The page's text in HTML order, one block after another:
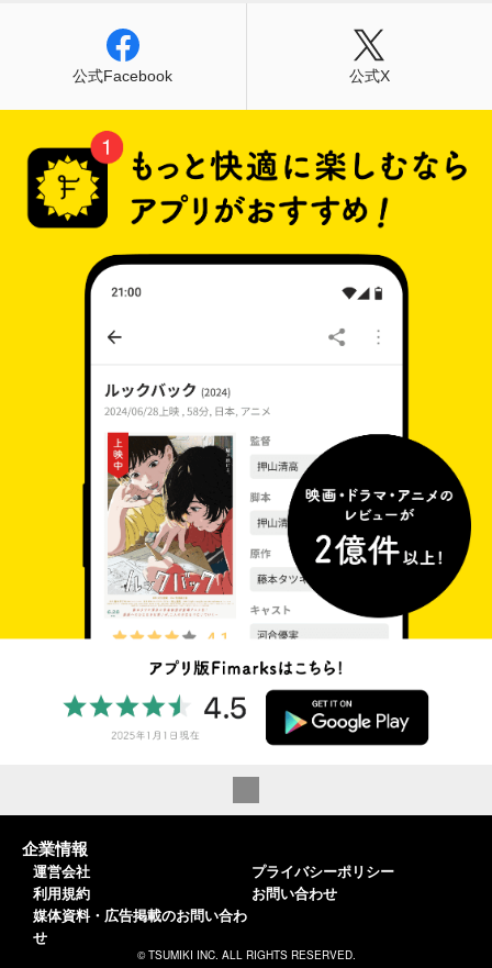
公式Facebook 公式X
企業情報
運営会社
利用規約
媒体資料・広告掲載のお問い合わ
せ
プライバシーポリシー
お問い合わせ
© TSUMIKI INC. ALL RIGHTS RESERVED.